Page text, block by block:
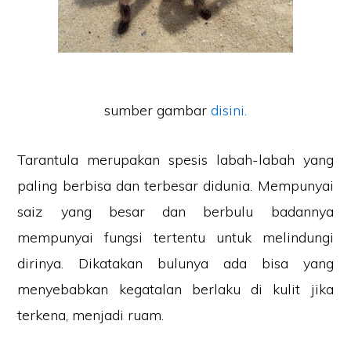
sumber gambar disini.
Tarantula merupakan spesis labah-labah yang
paling berbisa dan terbesar didunia. Mempunyai
saiz yang besar dan berbulu badannya
mempunyai fungsi tertentu untuk melindungi
dirinya. Dikatakan bulunya ada bisa yang
menyebabkan kegatalan berlaku di kulit jika
terkena, menjadi ruam.